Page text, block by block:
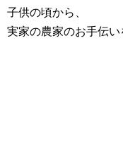
子供の頃から、
実家の農家のお手伝い